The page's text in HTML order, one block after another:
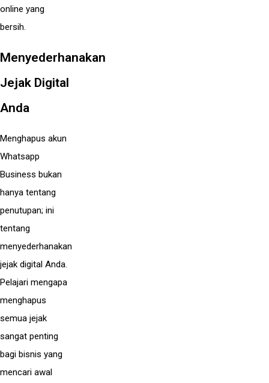
online yang
bersih.
Menyederhanakan
Jejak Digital
Anda
Menghapus akun
Whatsapp
Business bukan
hanya tentang
penutupan; ini
tentang
menyederhanakan
jejak digital Anda.
Pelajari mengapa
menghapus
semua jejak
sangat penting
bagi bisnis yang
mencari awal